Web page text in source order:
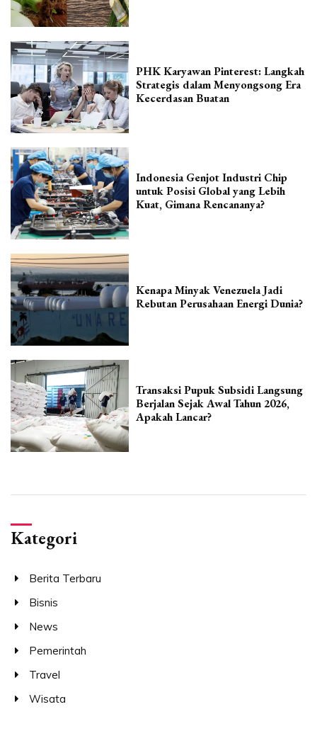
PHK Karyawan Pinterest: Langkah
Strategis dalam Menyongsong Era
Kecerdasan Buatan
Indonesia Genjot Industri Chip
untuk Posisi Global yang Lebih
Kuat, Gimana Rencananya?
Kenapa Minyak Venezuela Jadi
Rebutan Perusahaan Energi Dunia?
Transaksi Pupuk Subsidi Langsung
Berjalan Sejak Awal Tahun 2026,
Apakah Lancar?
Kategori
Berita Terbaru
Bisnis
News
Pemerintah
Travel
Wisata